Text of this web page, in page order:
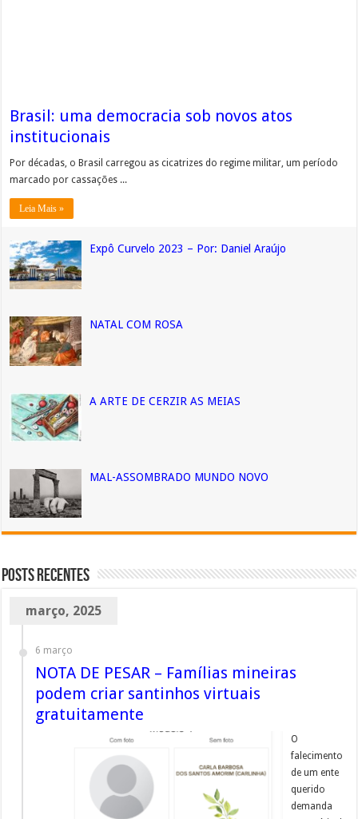
Brasil: uma democracia sob novos atos
institucionais
Por décadas, o Brasil carregou as cicatrizes do regime militar, um período
marcado por cassações ...
Leia Mais »
Expô Curvelo 2023 – Por: Daniel Araújo
NATAL COM ROSA
A ARTE DE CERZIR AS MEIAS
MAL-ASSOMBRADO MUNDO NOVO
Posts Recentes
março, 2025
6 março
NOTA DE PESAR – Famílias mineiras
podem criar santinhos virtuais
gratuitamente
O
falecimento
de um ente
querido
demanda